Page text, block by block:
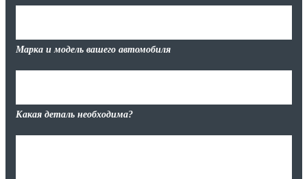
Марка и модель вашего автомобиля
Какая деталь необходима?